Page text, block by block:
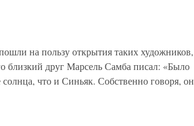
на пользу открытия таких художников,
друг Марсель Самба писал: «Было
что и Синьяк. Собственно говоря, он